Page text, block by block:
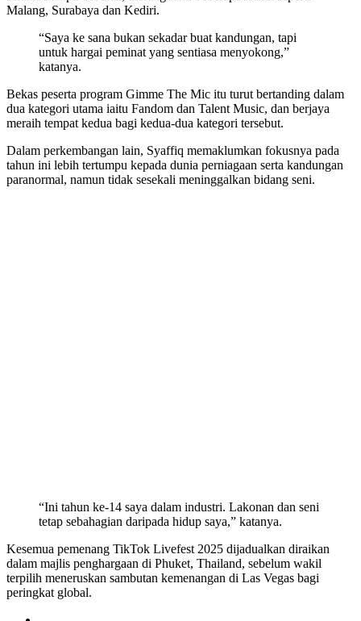
Malang, Surabaya dan Kediri.
“Saya ke sana bukan sekadar buat kandungan, tapi
untuk hargai peminat yang sentiasa menyokong,”
katanya.
Bekas peserta program Gimme The Mic itu turut bertanding dalam
dua kategori utama iaitu Fandom dan Talent Music, dan berjaya
meraih tempat kedua bagi kedua-dua kategori tersebut.
Dalam perkembangan lain, Syaffiq memaklumkan fokusnya pada
tahun ini lebih tertumpu kepada dunia perniagaan serta kandungan
paranormal, namun tidak sesekali meninggalkan bidang seni.
“Ini tahun ke-14 saya dalam industri. Lakonan dan seni
tetap sebahagian daripada hidup saya,” katanya.
Kesemua pemenang TikTok Livefest 2025 dijadualkan diraikan
dalam majlis penghargaan di Phuket, Thailand, sebelum wakil
terpilih meneruskan sambutan kemenangan di Las Vegas bagi
peringkat global.